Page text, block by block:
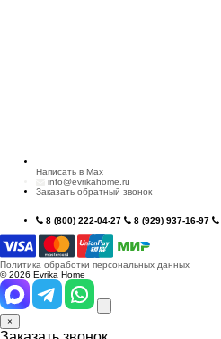
Написать в Max
info@evrikahome.ru
Заказать обратный звонок
8 (800) 222-04-27 8 (929) 937-16-97
Политика обработки персональных данных
© 2026 Evrika Home
×